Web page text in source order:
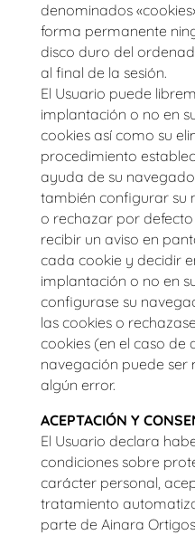
denominados
forma permanente
disco duro del
al final de la sesión.
El Usuario puede
implantación o no en
cookies así como su
procedimiento
ayuda de su
también configurar
o rechazar por
recibir un aviso en
cada cookie y decidir
implantación o no en
configurase su
las cookies o
cookies (en el caso de
navegación puede
algún error.
ACEPTACIÓN Y
El Usuario declara
condiciones sobre
carácter personal,
tratamiento
parte de Ainara